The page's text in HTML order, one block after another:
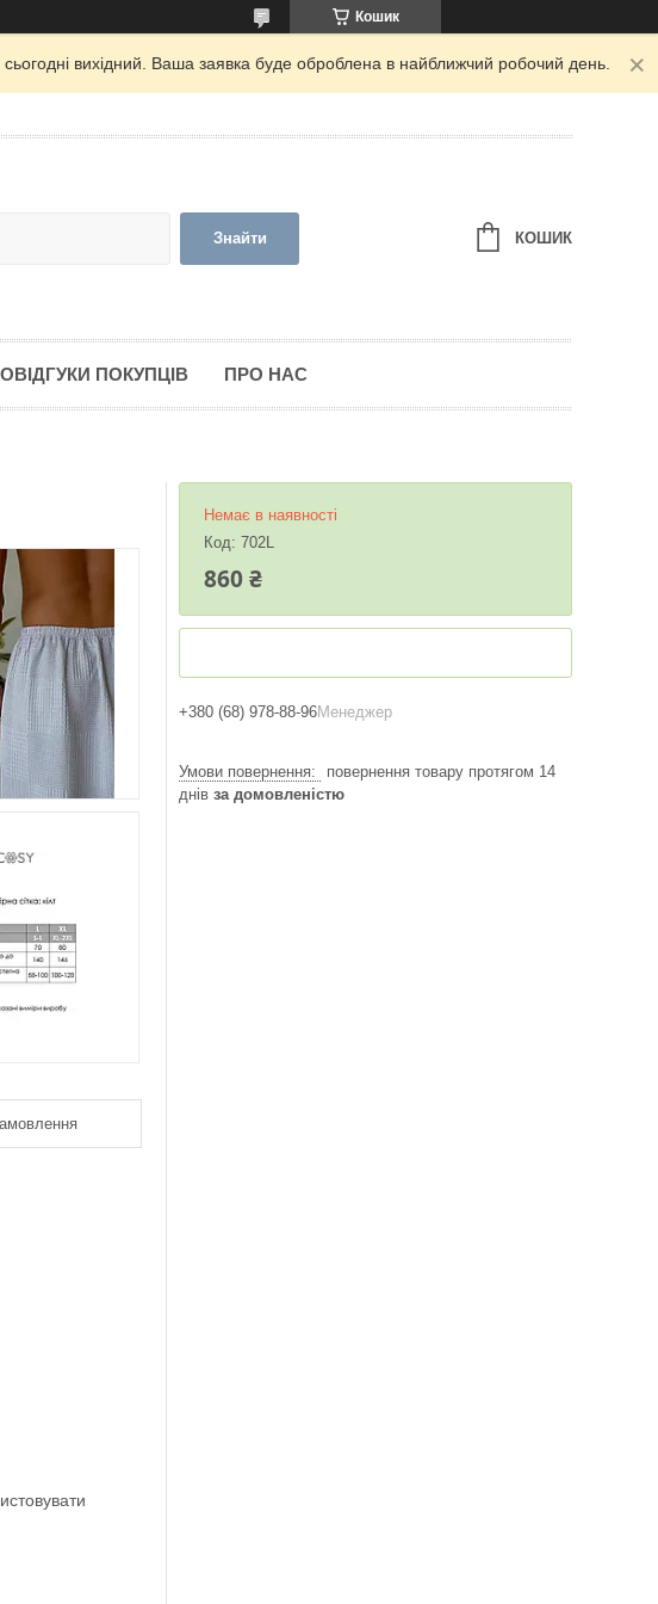
Кошик
вихідний. Ваша заявка буде оброблена в найближчий робочий день.
Знайти КОШИК
ПОКУПЦІВ ПРО НАС
Немає в наявності
Код: 702L
860 ₴
+380 (68) 978-88-96Менеджер
повернення товару протягом 14
днів за домовленістю